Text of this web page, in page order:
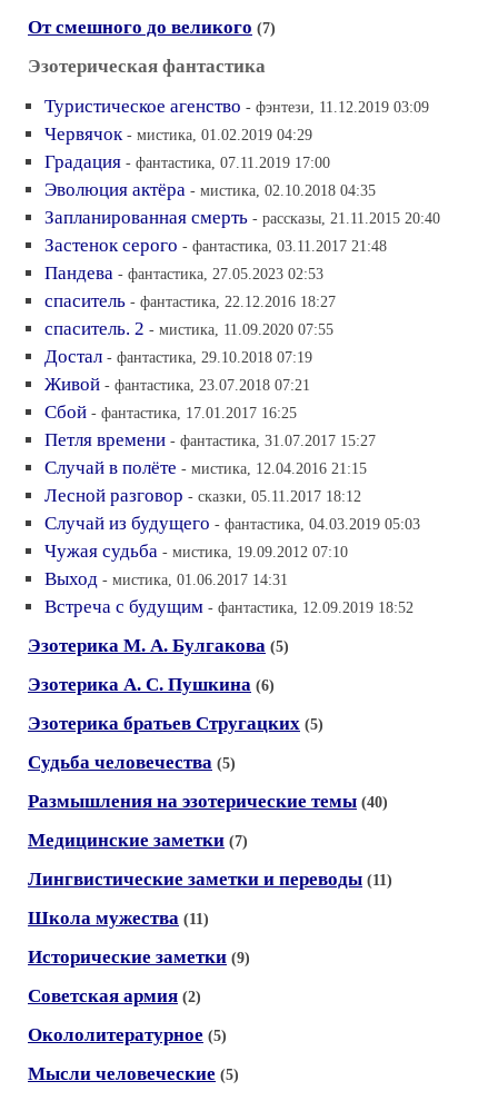
От смешного до великого (7)
Эзотерическая фантастика
Туристическое агенство - фэнтези, 11.12.2019 03:09
Червячок - мистика, 01.02.2019 04:29
Градация - фантастика, 07.11.2019 17:00
Эволюция актёра - мистика, 02.10.2018 04:35
Запланированная смерть - рассказы, 21.11.2015 20:40
Застенок серого - фантастика, 03.11.2017 21:48
Пандева - фантастика, 27.05.2023 02:53
спаситель - фантастика, 22.12.2016 18:27
спаситель. 2 - мистика, 11.09.2020 07:55
Достал - фантастика, 29.10.2018 07:19
Живой - фантастика, 23.07.2018 07:21
Сбой - фантастика, 17.01.2017 16:25
Петля времени - фантастика, 31.07.2017 15:27
Случай в полёте - мистика, 12.04.2016 21:15
Лесной разговор - сказки, 05.11.2017 18:12
Случай из будущего - фантастика, 04.03.2019 05:03
Чужая судьба - мистика, 19.09.2012 07:10
Выход - мистика, 01.06.2017 14:31
Встреча с будущим - фантастика, 12.09.2019 18:52
Эзотерика М. А. Булгакова (5)
Эзотерика А. С. Пушкина (6)
Эзотерика братьев Стругацких (5)
Судьба человечества (5)
Размышления на эзотерические темы (40)
Медицинские заметки (7)
Лингвистические заметки и переводы (11)
Школа мужества (11)
Исторические заметки (9)
Советская армия (2)
Окололитературное (5)
Мысли человеческие (5)